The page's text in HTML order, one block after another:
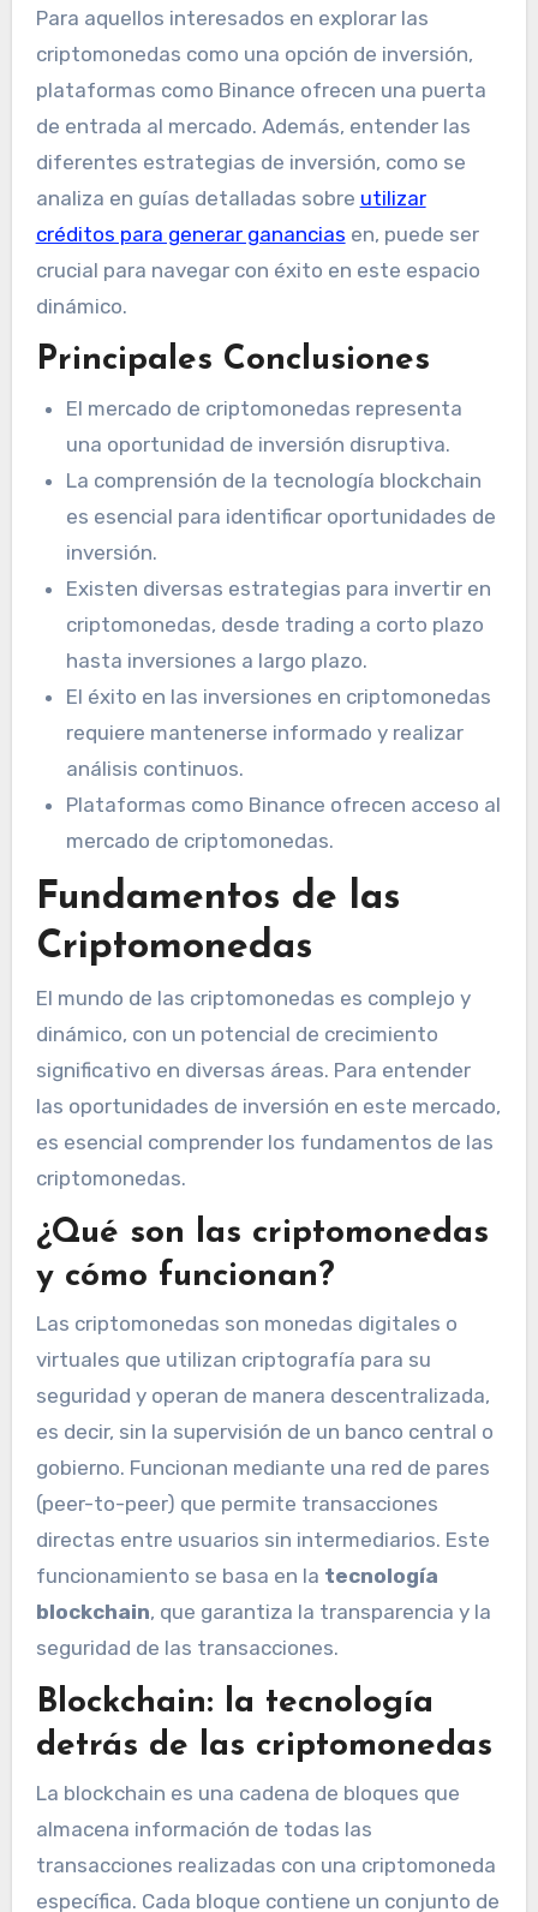
Para aquellos interesados en explorar las
criptomonedas como una opción de inversión,
plataformas como Binance ofrecen una puerta
de entrada al mercado. Además, entender las
diferentes estrategias de inversión, como se
analiza en guías detalladas sobre utilizar
créditos para generar ganancias en, puede ser
crucial para navegar con éxito en este espacio
dinámico.
Principales Conclusiones
El mercado de criptomonedas representa
una oportunidad de inversión disruptiva.
La comprensión de la tecnología blockchain
es esencial para identificar oportunidades de
inversión.
Existen diversas estrategias para invertir en
criptomonedas, desde trading a corto plazo
hasta inversiones a largo plazo.
El éxito en las inversiones en criptomonedas
requiere mantenerse informado y realizar
análisis continuos.
Plataformas como Binance ofrecen acceso al
mercado de criptomonedas.
Fundamentos de las
Criptomonedas
El mundo de las criptomonedas es complejo y
dinámico, con un potencial de crecimiento
significativo en diversas áreas. Para entender
las oportunidades de inversión en este mercado,
es esencial comprender los fundamentos de las
criptomonedas.
¿Qué son las criptomonedas
y cómo funcionan?
Las criptomonedas son monedas digitales o
virtuales que utilizan criptografía para su
seguridad y operan de manera descentralizada,
es decir, sin la supervisión de un banco central o
gobierno. Funcionan mediante una red de pares
(peer-to-peer) que permite transacciones
directas entre usuarios sin intermediarios. Este
funcionamiento se basa en la tecnología
blockchain, que garantiza la transparencia y la
seguridad de las transacciones.
Blockchain: la tecnología
detrás de las criptomonedas
La blockchain es una cadena de bloques que
almacena información de todas las
transacciones realizadas con una criptomoneda
específica. Cada bloque contiene un conjunto de